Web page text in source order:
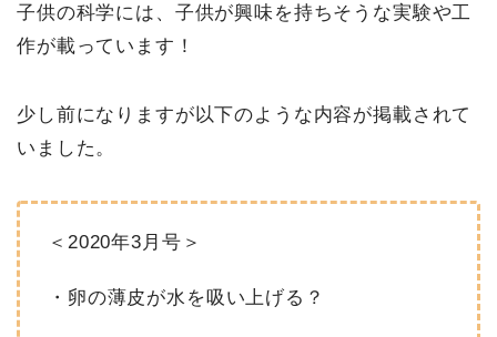
子供の科学には、子供が興味を持ちそうな実験や工
作が載っています！
少し前になりますが以下のような内容が掲載されて
いました。
＜2020年3月号＞
・卵の薄皮が水を吸い上げる？